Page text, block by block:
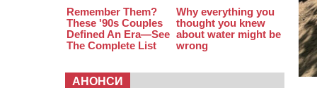
АНОНСИ